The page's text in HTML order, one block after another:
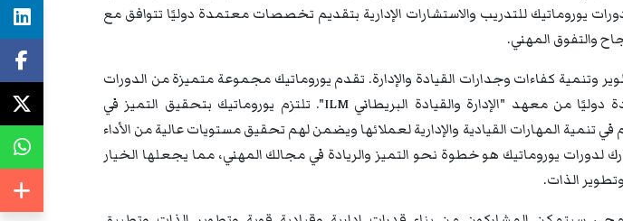
دورات يوروماتيك للتدريب والاستشارات الإدارية بتقديم تخصصات معتمدة دوليًا تتوافق مع
والتفوق المهني.
وتنمية كفاءات وجدارات القيادة والإدارة. تقدم يوروماتيك مجموعة متميزة من الدورات
التدريبية والندوات والمؤتمرات المعتمدة دوليًا من معهد "الإدارة والقيادة البريطاني ILM". تلتزم يوروماتيك بتحقيق التميز في
تنمية المهارات القيادية والإدارية لعملائها ويضمن لهم تحقيق مستويات عالية من الأداء
لدورات يوروماتيك هو خطوة نحو التميز والريادة في مجالك المهني، مما يجعلها الخيار
وتطوير الذات.